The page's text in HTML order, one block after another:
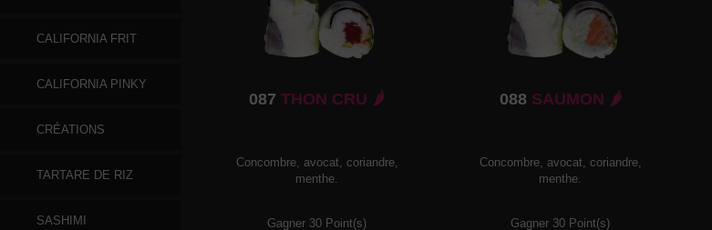
CALIFORNIA FRIT
CALIFORNIA PINKY
CRÉATIONS
TARTARE DE RIZ
SASHIMI
087 THON CRU 🌶️
Concombre, avocat, coriandre,
menthe.
Gagner 30 Point(s)
088SAUMON 🌶️
Concombre, avocat, coriandre,
menthe.
Gagner 30 Point(s)